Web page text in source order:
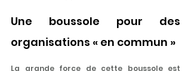
Une boussole pour des
organisations « en commun »
La grande force de cette boussole est